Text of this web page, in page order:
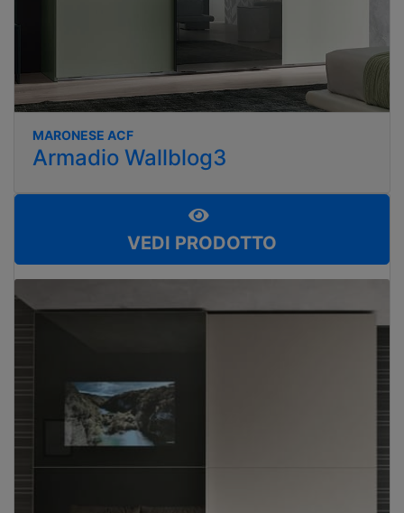
MARONESE ACF
Armadio Wallblog3
VEDI PRODOTTO